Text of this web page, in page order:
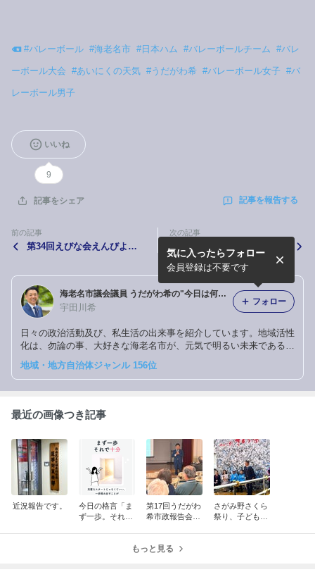
#バレーボール #海老名市 # 日本ハム #バレーボールチーム #バレ
ーボール大会 #あいにくの天気 #うだがわ希 #バレーボール女子 #バ
レーボール男子
いいね
9
記事をシェア 記事を報告する
前の記事
第34回えびな会えんびより
次の記事
自衛隊入隊入校予定者激励会
海老名市議会議員 うだがわ希の"今日は何してる"
宇田川希
日々の政治活動及び、私生活の出来事を紹介しています。地域活性
化は、勿論の事、大好きな海老名市が、元気で明るい未来である為
に、全力で取り組んでおります。若い世代の政治不信を拭いさり、
共生し、関心を持って頂けるよう励んで参ります。
気に入ったらフォロー
会員登録は不要です
フォロー
地域・地方自治体ジャンル 156位
最近の画像つき記事
近況報告です。
今日の格言「ま
ず一歩。それで
第17回うだがわ
希市政報告会開
さがみ野さくら
祭り、子ども食
もっと見る